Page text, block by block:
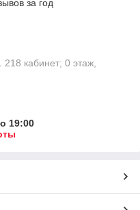
за год
кабинет; 0 этаж,
19:00